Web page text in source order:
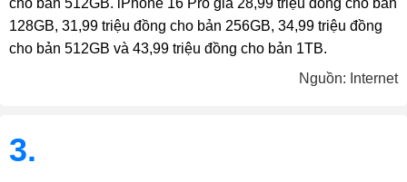
128GB, 31,99 triệu đồng cho bản 256GB, 34,99 triệu đồng
cho bản 512GB và 43,99 triệu đồng cho bản 1TB.
Nguồn: Internet
3.